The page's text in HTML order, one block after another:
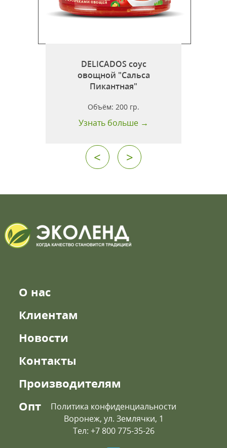
DELICADOS соус
овощной "Сальса
Пикантная"
Объём:200 гр.
Узнать больше →
< >
О нас
Клиентам
Новости
Контакты
Производителям
Опт
Политика конфиденциальности
Воронеж, ул. Землячки, 1
Тел: +7 800 775-35-26